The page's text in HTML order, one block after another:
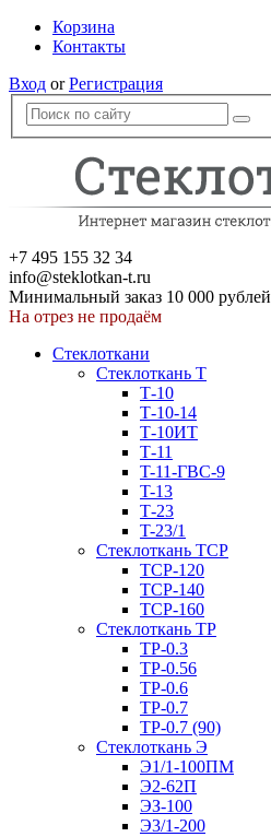
Корзина
Контакты
Вход orРегистрация
+7 495 155 32 34
info@steklotkan-t.ru
Минимальный заказ 10 000 рублей
На отрез не продаём
Стеклоткани
Стеклоткань Т
Т-10
Т-10-14
Т-10ИТ
Т-11
T-11-ГВС-9
T-13
Т-23
T-23/1
Стеклоткань ТСР
ТСР-120
ТСР-140
ТСР-160
Стеклоткань ТР
ТР-0.3
ТР-0.56
ТР-0.6
ТР-0.7
ТР-0.7 (90)
Стеклоткань Э
Э1/1-100ПМ
Э2-62П
ЭЗ-100
Э3/1-200